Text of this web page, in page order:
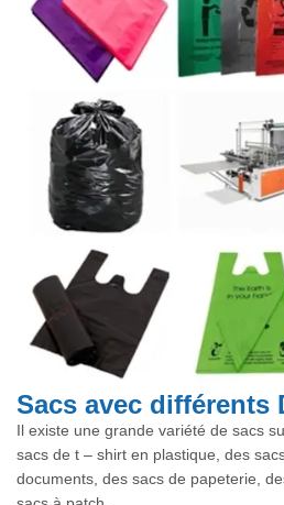
Sacs avec différents
Il existe une grande variété de sacs
sacs de t – shirt en plastique, des
documents, des sacs de papeterie,